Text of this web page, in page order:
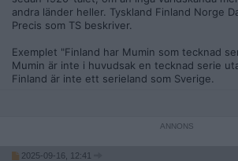
en av världens sämsta serier. Vilket är
de sämsta filmerna och sämsta låtarna är
Något lika uselt som "svensk" gangsterrap
framställas.
andra länder heller. Tyskland Finland Norge
Precis som TS beskriver.
Exemplet "Finland har Mumin som tecknad
Mumin är inte i huvudsak en tecknad serie
Finland är inte ett serieland som Sverige.
2025-09-16, 12:41